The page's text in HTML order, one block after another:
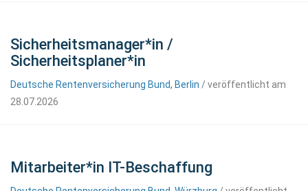
Sicherheitsmanager*in /
Sicherheitsplaner*in
Deutsche Rentenversicherung Bund, Berlin / veröffentlicht am
28.07.2026
Mitarbeiter*in IT-Beschaffung